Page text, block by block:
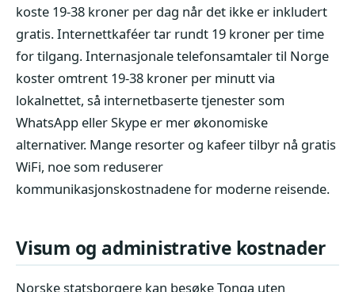
koste 19-38 kroner per dag når det ikke er inkludert
gratis. Internettkaféer tar rundt 19 kroner per time
for tilgang. Internasjonale telefonsamtaler til Norge
koster omtrent 19-38 kroner per minutt via
lokalnettet, så internetbaserte tjenester som
WhatsApp eller Skype er mer økonomiske
alternativer. Mange resorter og kafeer tilbyr nå gratis
WiFi, noe som reduserer
kommunikasjonskostnadene for moderne reisende.
Visum og administrative kostnader
Norske statsborgere kan besøke Tonga uten